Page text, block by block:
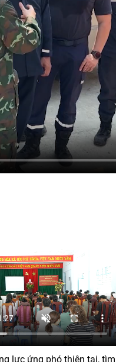
lực ứng phó thiên tai, tìm